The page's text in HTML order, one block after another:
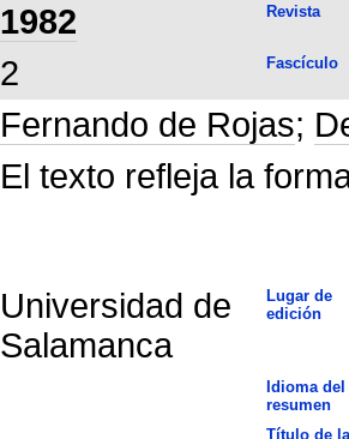
1982 Revista
2 Fascículo
Fernando de Rojas;
El texto refleja la
Universidad de
Salamanca
Lugar de
edición
Idioma del
resumen
Título de la